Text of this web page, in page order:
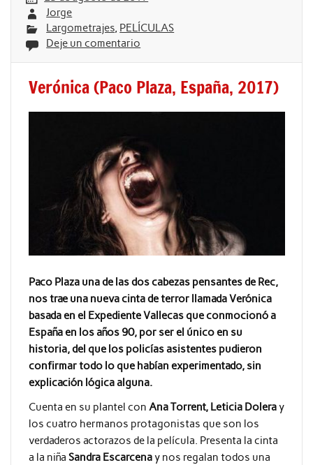
Jorge
Largometrajes, PELÍCULAS
Deje un comentario
Verónica (Paco Plaza, España, 2017)
Paco Plaza una de las dos cabezas pensantes de Rec,
nos trae una nueva cinta de terror llamada Verónica
basada en el Expediente Vallecas que conmocionó a
España en los años 90, por ser el único en su
historia, del que los policías asistentes pudieron
confirmar todo lo que habían experimentado, sin
explicación lógica alguna.
Cuenta en su plantel con Ana Torrent, Leticia Doleray
los cuatro hermanos protagonistas que son los
verdaderos actorazos de la película. Presenta la cinta
a la niña Sandra Escarcenay nos regalan todos una